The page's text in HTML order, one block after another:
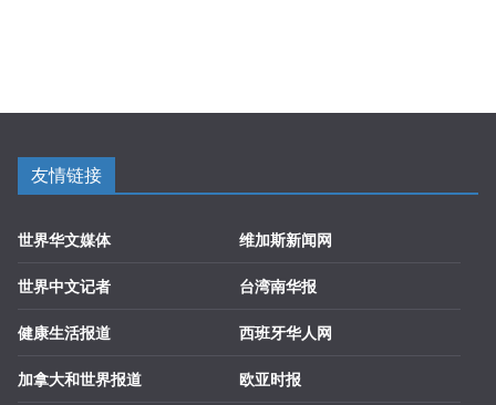
友情链接
世界华文媒体
世界中文记者
健康生活报道
加拿大和世界报道
维加斯新闻网
台湾南华报
西班牙华人网
欧亚时报